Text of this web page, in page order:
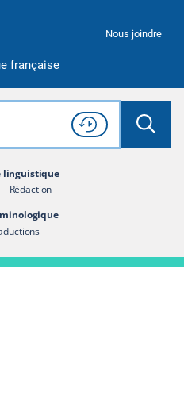
française
Nous joindre
Rechercher dans tout le site
Lancer
Consulter l'
Historique
de recherche
linguistique
Rédaction